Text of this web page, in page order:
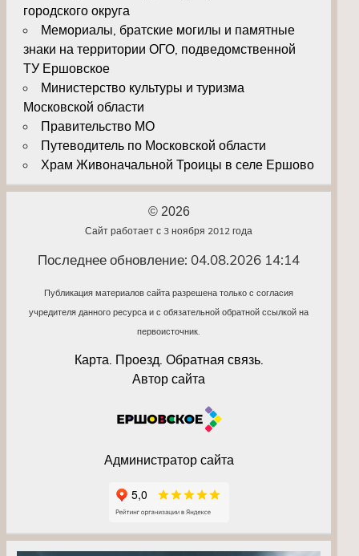
городского округа
Мемориалы, братские могилы и памятные
знаки на территории ОГО, подведомственной
ТУ Ершовское
Министерство культуры и туризма
Московской области
Правительство МО
Путеводитель по Московской области
Храм Живоначальной Троицы в селе Ершово
© 2026
Сайт работает с 3 ноября 2012 года
Последнее обновление: 04.08.2026 14:14
Публикация материалов сайта разрешена только с согласия
учредителя данного ресурса и с обязательной обратной ссылкой на
первоисточник.
Карта. Проезд. Обратная связь.
Автор сайта
Администратор сайта